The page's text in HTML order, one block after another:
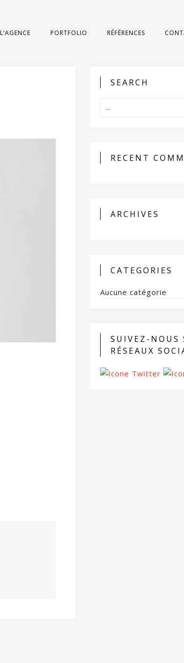
L’AGENCE PORTFOLIO RÉFÉRENCES
SEARCH
RECENT
ARCHIVES
CATEGORIES
Aucune catégorie
SUIVEZ-NOUS
RÉSEAUX